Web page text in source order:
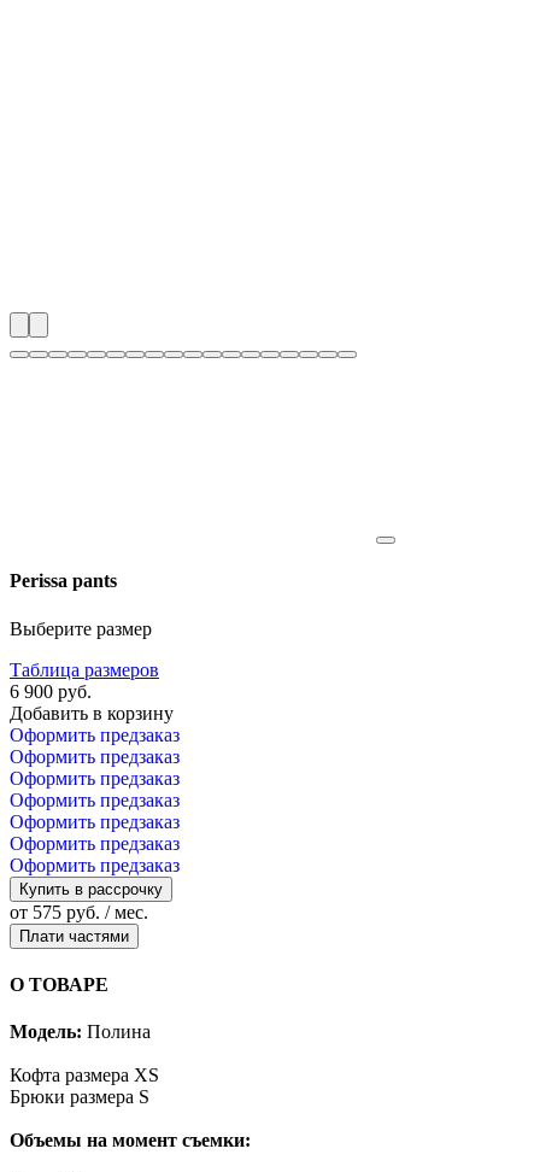
Perissa pants
Выберите размер
Таблица размеров
6 900 руб.
Добавить в корзину
Оформить предзаказ
Оформить предзаказ
Оформить предзаказ
Оформить предзаказ
Оформить предзаказ
Оформить предзаказ
Оформить предзаказ
Купить в рассрочку
от 575 руб. / мес.
Плати частями
О ТОВАРЕ
Модель: Полина
Кофта размера XS
Брюки размера S
Объемы на момент съемки: